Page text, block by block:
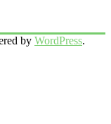
by WordPress.